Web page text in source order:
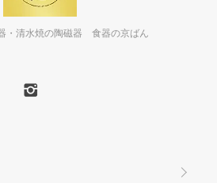
・清水焼の陶磁器 食器の京ばん